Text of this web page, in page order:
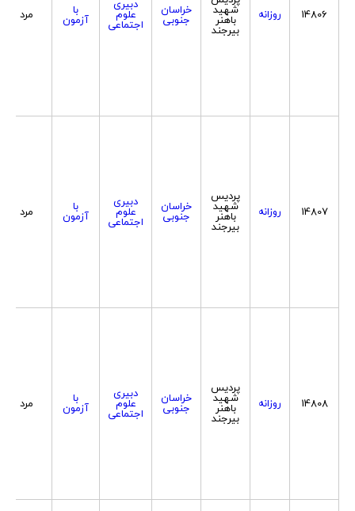
14806 روزانه شهید
باهنر
بیرجند
خراسان
جنوبی
دبیری
علوم
اجتماعی
با
آزمون مرد
14807 روزانه
پردیس
شهید
باهنر
بیرجند
خراسان
جنوبی
دبیری
علوم
اجتماعی
با
آزمون مرد
14808 روزانه
پردیس
شهید
باهنر
بیرجند
خراسان
جنوبی
دبیری
علوم
اجتماعی
با
آزمون مرد